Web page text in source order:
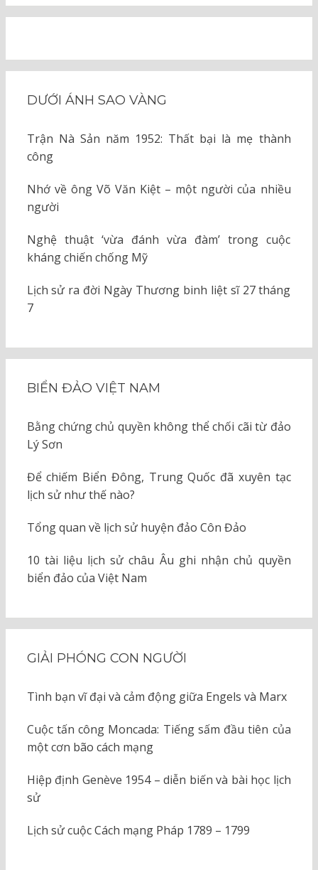
DƯỚI ÁNH SAO VÀNG
Trận Nà Sản năm 1952: Thất bại là mẹ thành
công
Nhớ về ông Võ Văn Kiệt – một người của nhiều
người
Nghệ thuật ‘vừa đánh vừa đàm’ trong cuộc
kháng chiến chống Mỹ
Lịch sử ra đời Ngày Thương binh liệt sĩ 27 tháng
7
BIỂN ĐẢO VIỆT NAM
Bằng chứng chủ quyền không thể chối cãi từ đảo
Lý Sơn
Để chiếm Biển Đông, Trung Quốc đã xuyên tạc
lịch sử như thế nào?
Tổng quan về lịch sử huyện đảo Côn Đảo
10 tài liệu lịch sử châu Âu ghi nhận chủ quyền
biển đảo của Việt Nam
GIẢI PHÓNG CON NGƯỜI
Tình bạn vĩ đại và cảm động giữa Engels và Marx
Cuộc tấn công Moncada: Tiếng sấm đầu tiên của
một cơn bão cách mạng
Hiệp định Genève 1954 – diễn biến và bài học lịch
sử
Lịch sử cuộc Cách mạng Pháp 1789 – 1799